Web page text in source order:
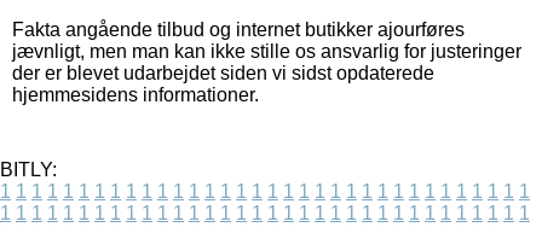
Fakta angående tilbud og internet butikker ajourføres
jævnligt, men man kan ikke stille os ansvarlig for justeringer
der er blevet udarbejdet siden vi sidst opdaterede
hjemmesidens informationer.
BITLY:
1 1 1 1 1 1 1 1 1 1 1 1 1 1 1 1 1 1 1 1 1 1 1 1 1 1 1 1 1 1 1 1 1 1
1 1 1 1 1 1 1 1 1 1 1 1 1 1 1 1 1 1 1 1 1 1 1 1 1 1 1 1 1 1 1 1 1 1